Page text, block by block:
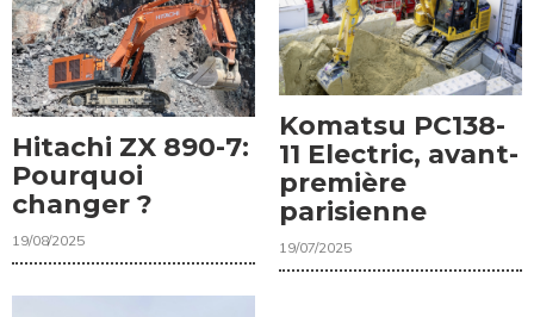
Hitachi ZX 890-7:
Pourquoi
changer ?
19/08/2025
Komatsu PC138-
11 Electric, avant-
première
parisienne
19/07/2025